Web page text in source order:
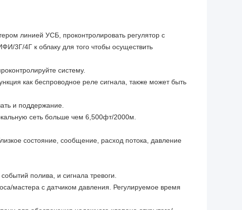
линией УСБ, проконтролировать регулятор с
3Г/4Г к облаку для того чтобы осуществить
систему.
как беспроводное реле сигнала, также может быть
и поддержание.
сеть больше чем 6,500фт/2000м.
состояние, сообщение, расход потока, давление
полива, и сигнала тревоги.
мастера с датчиком давления. Регулируемое время